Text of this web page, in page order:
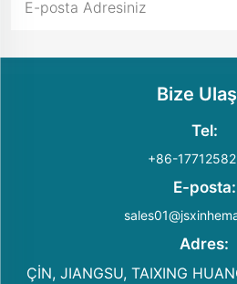
Bize
Tel:
+86-
E-posta:
Adres:
ÇİN, JIANGSU, TAIXING